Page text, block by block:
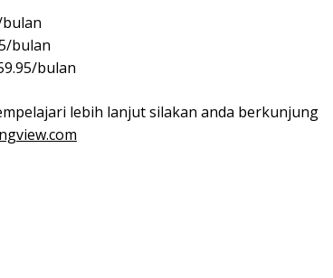
bulan
bulan
bulan
lebih lanjut silakan anda berkunjung